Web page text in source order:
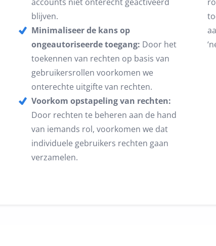
blijven.
Minimaliseer de kans op
ongeautoriseerde toegang: Door het
toekennen van rechten op basis van
gebruikersrollen voorkomen we
onterechte uitgifte van rechten.
Voorkom opstapeling van rechten:
Door rechten te beheren aan de hand
van iemands rol, voorkomen we dat
individuele gebruikers rechten gaan
verzamelen.